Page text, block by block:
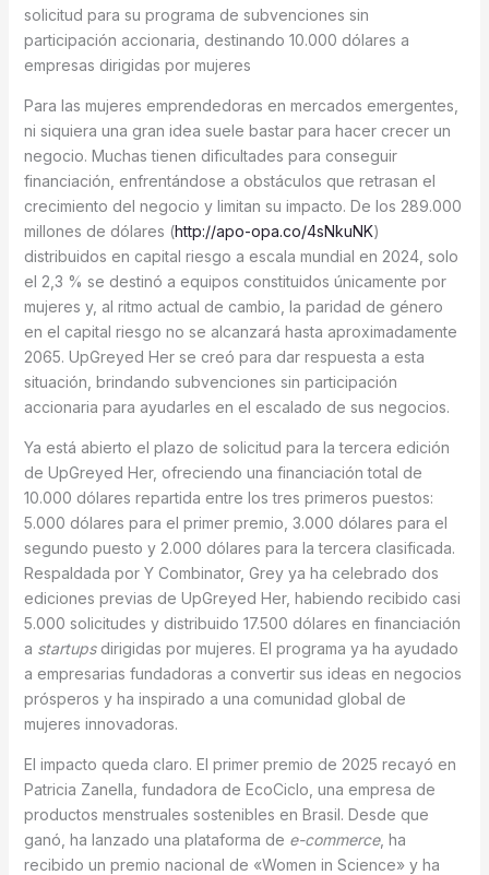
solicitud para su programa de subvenciones sin
participación accionaria, destinando 10.000 dólares a
empresas dirigidas por mujeres
Para las mujeres emprendedoras en mercados emergentes,
ni siquiera una gran idea suele bastar para hacer crecer un
negocio. Muchas tienen dificultades para conseguir
financiación, enfrentándose a obstáculos que retrasan el
crecimiento del negocio y limitan su impacto. De los 289.000
millones de dólares (http://apo-opa.co/4sNkuNK)
distribuidos en capital riesgo a escala mundial en 2024, solo
el 2,3 % se destinó a equipos constituidos únicamente por
mujeres y, al ritmo actual de cambio, la paridad de género
en el capital riesgo no se alcanzará hasta aproximadamente
2065. UpGreyed Her se creó para dar respuesta a esta
situación, brindando subvenciones sin participación
accionaria para ayudarles en el escalado de sus negocios.
Ya está abierto el plazo de solicitud para la tercera edición
de UpGreyed Her, ofreciendo una financiación total de
10.000 dólares repartida entre los tres primeros puestos:
5.000 dólares para el primer premio, 3.000 dólares para el
segundo puesto y 2.000 dólares para la tercera clasificada.
Respaldada por Y Combinator, Grey ya ha celebrado dos
ediciones previas de UpGreyed Her, habiendo recibido casi
5.000 solicitudes y distribuido 17.500 dólares en financiación
a startupsdirigidas por mujeres. El programa ya ha ayudado
a empresarias fundadoras a convertir sus ideas en negocios
prósperos y ha inspirado a una comunidad global de
mujeres innovadoras.
El impacto queda claro. El primer premio de 2025 recayó en
Patricia Zanella, fundadora de EcoCiclo, una empresa de
productos menstruales sostenibles en Brasil. Desde que
ganó, ha lanzado una plataforma de e-commerce, ha
recibido un premio nacional de «Women in Science» y ha